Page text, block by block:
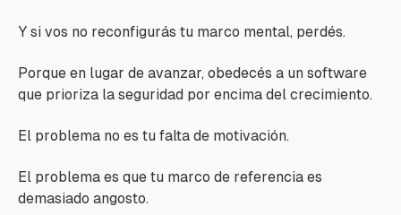
Y si vos no reconfigurás tu marco mental, perdés.
Porque en lugar de avanzar, obedecés a un software
que prioriza la seguridad por encima del crecimiento.
El problema no es tu falta de motivación.
El problema es que tu marco de referencia es
demasiado angosto.